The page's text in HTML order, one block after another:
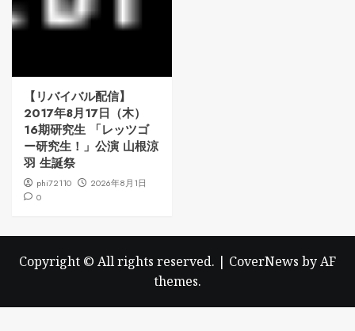
【リバイバル配信】
2017年8月17日（木）
16期研究生 「レッツゴ
ー研究生！」公演 山根涼
羽 生誕祭
phi72110
2026年8月1日
0
Copyright © All rights reserved. | CoverNews by AF
themes.